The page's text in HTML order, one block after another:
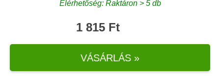
Elérhetőség: Raktáron > 5 db
1 815 Ft
VÁSÁRLÁS »